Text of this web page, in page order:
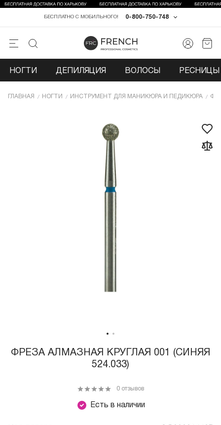
0-800-750-748
БЕСПЛАТНО С МОБИЛЬНОГО!
НОГТИ ДЕПИЛЯЦИЯ ВОЛОСЫ РЕСНИЦЫ
ГЛАВНАЯ НОГТИ ИНCТРУМЕНТ ДЛЯ МАНИКЮРА И ПЕДИКЮРА
ФРЕЗА АЛМАЗНАЯ КРУГЛАЯ 001 (СИНЯЯ
524.033)
Есть в наличии
0 отзывов